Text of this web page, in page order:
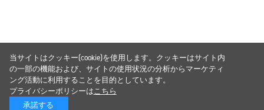
当サイトはクッキー(cookie)を使用します。クッキーはサイト内
の一部の機能および、サイトの使用状況の分析からマーケティ
ング活動に利用することを目的としています。
プライバシーポリシーはこちら
承諾する